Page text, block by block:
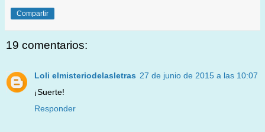
Compartir
19 comentarios:
Loli elmisteriodelasletras 27 de junio de 2015 a las 10:07
¡Suerte!
Responder